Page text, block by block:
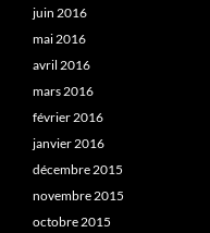
juin 2016
mai 2016
avril 2016
mars 2016
février 2016
janvier 2016
décembre 2015
novembre 2015
octobre 2015